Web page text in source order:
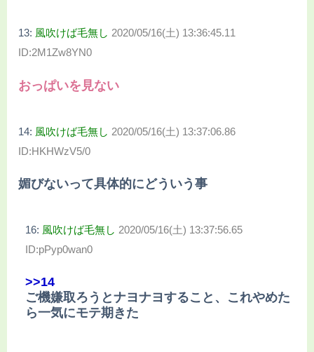
13: 風吹けば毛無し 2020/05/16(土) 13:36:45.11
ID:2M1Zw8YN0
おっぱいを見ない
14: 風吹けば毛無し 2020/05/16(土) 13:37:06.86
ID:HKHWzV5/0
媚びないって具体的にどういう事
16: 風吹けば毛無し 2020/05/16(土) 13:37:56.65
ID:pPyp0wan0
>>14
ご機嫌取ろうとナヨナヨすること、これやめた
ら一気にモテ期きた